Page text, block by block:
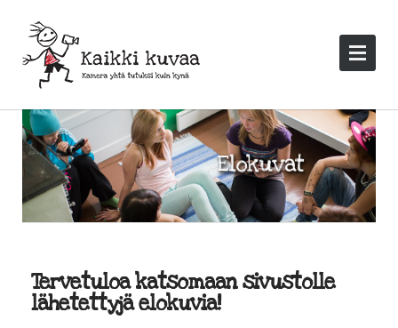
Tervetuloa katsomaan sivustolle
lähetettyjä elokuvia!